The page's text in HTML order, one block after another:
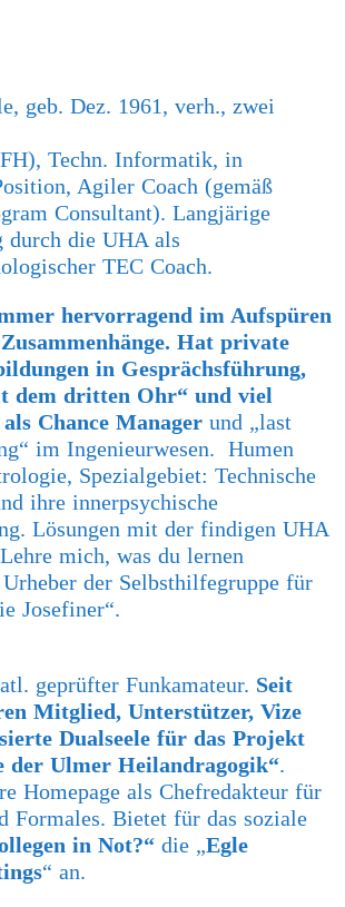
geb. Dez. 1961, verh., zwei
Techn. Informatik, in
Agiler Coach (gemäß
Consultant). Langjärige
durch die UHA als
TEC Coach.
hervorragend im Aufspüren
Hat private
in Gesprächsführung,
dem dritten Ohr“ und viel
Chance Manager und „last
im Ingenieurwesen. Humen
Spezialgebiet: Technische
ihre innerpsychische
Lösungen mit der findigen UHA
mich, was du lernen
der Selbsthilfegruppe für
Josefiner“.
geprüfter Funkamateur. Seit
Mitglied, Unterstützer, Vize
Dualseele für das Projekt
der Ulmer Heilandragogik“.
Homepage als Chefredakteur für
Formales. Bietet für das soziale
in Not?“ die „Egle
“ an.